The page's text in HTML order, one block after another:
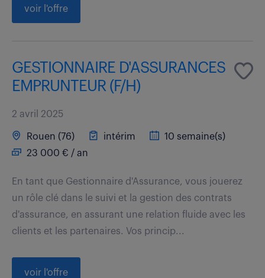
voir l'offre
GESTIONNAIRE D'ASSURANCES
EMPRUNTEUR (F/H)
2 avril 2025
Rouen (76) intérim
10 semaine(s)
23 000 € / an
En tant que Gestionnaire d'Assurance, vous jouerez
un rôle clé dans le suivi et la gestion des contrats
d'assurance, en assurant une relation fluide avec les
clients et les partenaires. Vos princip...
voir l'offre